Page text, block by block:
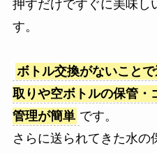
押すだけですぐに美味し
す。
ボトル交換がないこと
取りや空ボトルの保管・
管理が簡単 です。
さらに送られてきた水の